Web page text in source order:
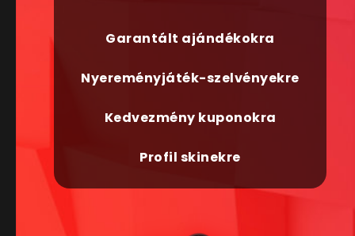
Garantált ajándékokra
Nyereményjáték-szelvényekre
Kedvezmény kuponokra
Profil skinekre